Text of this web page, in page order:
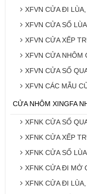
XFVN CỬA ĐI
XFVN CỬA SỔ
XFVN CỬA XẾP
XFVN CỬA NHÔM
XFVN CỬA SỔ
XFVN CÁC MẪU
CỬA NHÔM XINGFA
XFNK CỬA SỔ
XFNK CỬA XẾP
XFNK CỬA SỔ
XFNK CỬA ĐI MỞ
XFNK CỬA ĐI